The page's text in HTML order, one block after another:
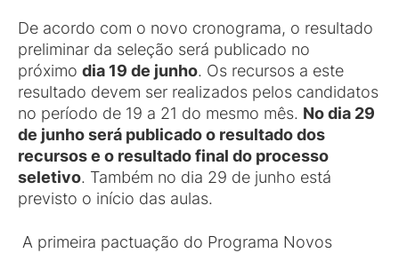
De acordo com o novo cronograma, o resultado
preliminar da seleção será publicado no
próximo dia 19 de junho. Os recursos a este
resultado devem ser realizados pelos candidatos
no período de 19 a 21 do mesmo mês. No dia 29
de junho será publicado o resultado dos
recursos e o resultado final do processo
seletivo. Também no dia 29 de junho está
previsto o início das aulas.
A primeira pactuação do Programa Novos